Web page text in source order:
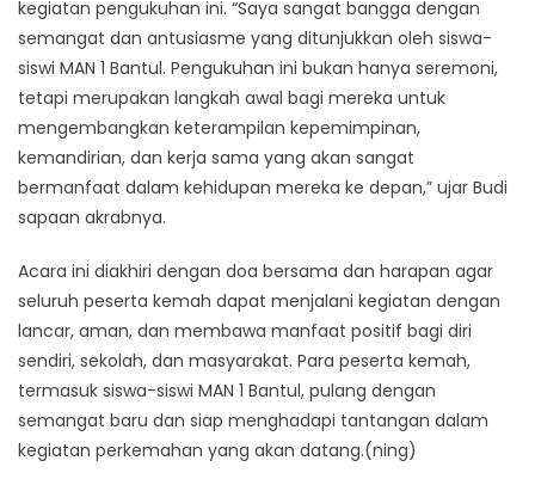
kegiatan pengukuhan ini. “Saya sangat bangga dengan
semangat dan antusiasme yang ditunjukkan oleh siswa-
siswi MAN 1 Bantul. Pengukuhan ini bukan hanya seremoni,
tetapi merupakan langkah awal bagi mereka untuk
mengembangkan keterampilan kepemimpinan,
kemandirian, dan kerja sama yang akan sangat
bermanfaat dalam kehidupan mereka ke depan,” ujar Budi
sapaan akrabnya.
Acara ini diakhiri dengan doa bersama dan harapan agar
seluruh peserta kemah dapat menjalani kegiatan dengan
lancar, aman, dan membawa manfaat positif bagi diri
sendiri, sekolah, dan masyarakat. Para peserta kemah,
termasuk siswa-siswi MAN 1 Bantul, pulang dengan
semangat baru dan siap menghadapi tantangan dalam
kegiatan perkemahan yang akan datang.(ning)